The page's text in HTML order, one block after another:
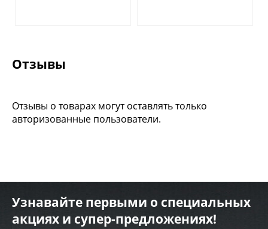
Отзывы
Отзывы о товарах могут оставлять только
авторизованные пользователи.
Узнавайте первыми о специальных
акциях и супер-предложениях!